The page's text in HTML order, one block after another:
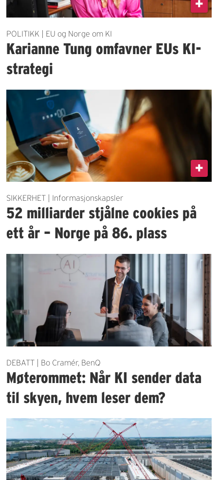
POLITIKK | EU og Norge om KI
Karianne Tung omfavner EUs KI-
strategi
SIKKERHET | Informasjonskapsler
52 milliarder stjålne cookies på
ett år – Norge på 86. plass
DEBATT | Bo Cramér, BenQ
Møterommet: Når KI sender data
til skyen, hvem leser dem?